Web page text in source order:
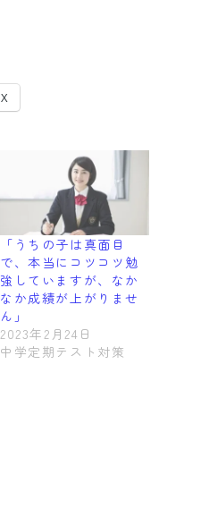
X
「うちの子は真面目
で、本当にコツコツ勉
強していますが、なか
なか成績が上がりませ
ん」
2023年2月24日
中学定期テスト対策